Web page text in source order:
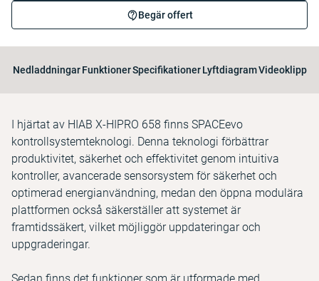
Begär offert
Nedladdningar FunktionerSpecifikationer LyftdiagramVideoklipp
I hjärtat av HIAB X-HIPRO 658 finns SPACEevo
kontrollsystemteknologi. Denna teknologi förbättrar
produktivitet, säkerhet och effektivitet genom intuitiva
kontroller, avancerade sensorsystem för säkerhet och
optimerad energianvändning, medan den öppna modulära
plattformen också säkerställer att systemet är
framtidssäkert, vilket möjliggör uppdateringar och
uppgraderingar.